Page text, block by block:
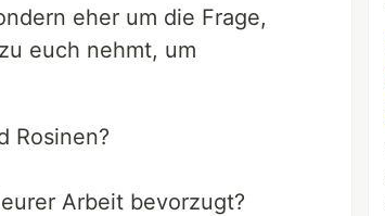
eher um die Frage,
euch nehmt, um
Rosinen?
Arbeit bevorzugt?